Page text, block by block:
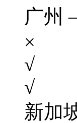
广州
×
√
√
新加